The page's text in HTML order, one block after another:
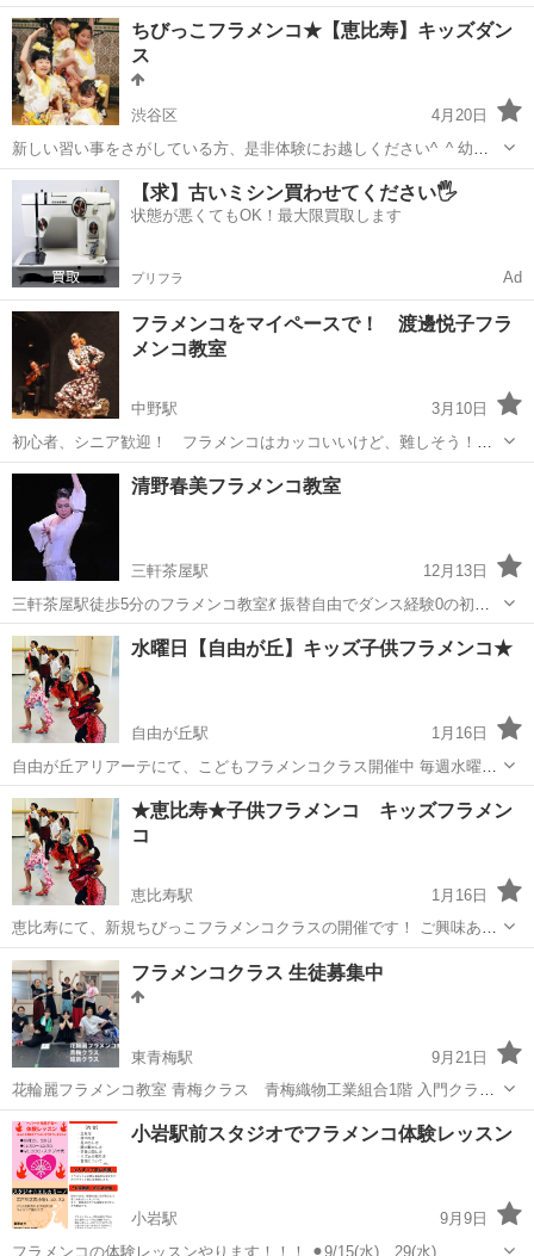
ございます！ MikiLaCanastera東京校本格始動。 ガロティン新クラス
踊り、カンテ（歌）、ギター、パルマ フラメンコの全セ...
東京 台東区 三ノ輪駅 フラメンコ カンテ
ちびっこフラメンコ★【恵比寿】キッズダン
ス
渋谷区
4月20日
新しい習い事をさがしている方、是非体験にお越しください^_^ 幼稚
園生大歓迎です。 体験レッスン受付中！ 土曜 13:30-14:30 恵比寿ちび
っこフラメンコクラス 恵比寿駅より徒歩3分 無料体験レッスン随時受
付中...
東京 渋谷区 フラメンコ 無料
【求】古いミシン買わせてください🖐️
状態が悪くてもOK！最大限買取します
プリフラ Ad
フラメンコをマイペースで！ 渡邊悦子フラ
メンコ教室
中野駅
3月10日
初心者、シニア歓迎！ フラメンコはカッコいいけど、難しそう！っ
てあきらめていませんか？ まずは【体験レッスン】へどうそ。
マイペースで習える教室です。 本場スペインでは子供からシニアまで
幅広い層で踊られています。 ...
東京 中野区 中野駅 フラメンコ シニア
清野春美フラメンコ教室
三軒茶屋駅
12月13日
三軒茶屋駅徒歩5分のフラメンコ教室💃 振替自由でダンス経験0の初心
者の方からセミプロの方までどんな方でも楽しんでいただける教室で
す！ 見学、体験無料😳 月4回11000円 入会金5000円 お問い合...
東京 世田谷区 三軒茶屋駅 フラメンコ セミプロ
水曜日【自由が丘】キッズ子供フラメンコ★
自由が丘駅
1月16日
自由が丘アリアーテにて、こどもフラメンコクラス開催中 毎週水曜、
無料体験して頂けます！ 💃毎週水曜 15:00-15:45 ちびっこ幼稚園クラス
3歳より 16:15-17:15キッズ小学生〜中学生クラス 月曜たまプラーザ...
東京 目黒区 自由が丘駅 フラメンコ クラス
★恵比寿★子供フラメンコ キッズフラメン
コ
恵比寿駅
1月16日
恵比寿にて、新規ちびっこフラメンコクラスの開催です！ ご興味ある
方がいらっしゃいましたら、お気軽にご連絡ください！ 幼稚園生のク
ラス（年少さんから） はじめてのお稽古にぜひいらしてください🤗 月
曜たまプラーザ...
東京 渋谷区 フラメンコ クラス
フラメンコクラス 生徒募集中
東青梅駅
9月21日
花輪麗フラメンコ教室 青梅クラス 青梅織物工業組合1階 入門クラ
ス 毎週火曜日18時半 初級クラス 毎週水曜日19時 初級クラス 毎
週木曜日18時15分 その他、シニアクラス、親子クラス プラ...
東京 青梅市 東青梅駅
小岩駅前スタジオでフラメンコ体験レッスン
小岩駅
9月9日
フラメンコの体験レッスンやります！！！ ⚫︎9/15(水)、29(水)